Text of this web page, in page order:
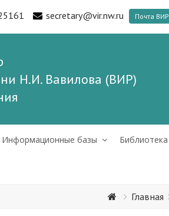
secretary@vir.nw.ru Почта ВИР
Н.И. Вавилова (ВИР)
Информационные базы Библиотека
Главная